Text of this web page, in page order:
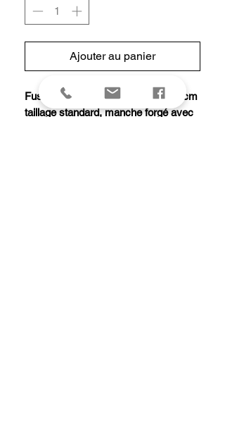
Ajouter au panier
Fusil de boucher, mèche ronde 25 cm
taillage standard, manche forgé avec